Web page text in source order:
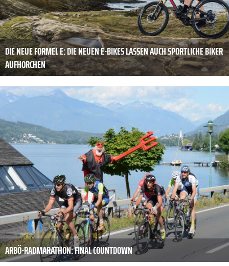
DIE NEUE FORMEL E: DIE NEUEN E-BIKES LASSEN AUCH SPORTLICHE BIKER
AUFHORCHEN
ARBÖ-RADMARATHON: FINAL COUNTDOWN